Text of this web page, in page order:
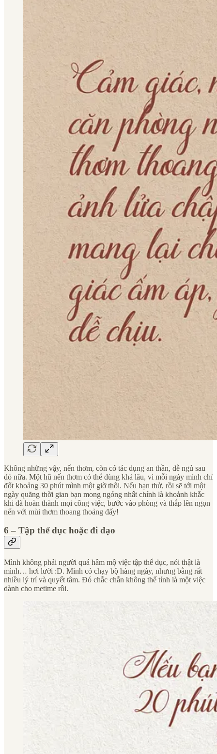
Không những vậy, nến thơm, còn có tác dụng an thần, dễ ngủ sau
đó nữa. Một hũ nến thơm có thể dùng khá lâu, vì mỗi ngày mình chỉ
đốt khoảng 30 phút mình một giờ thôi. Nếu bạn thử, rồi sẽ tới một
ngày quãng thời gian bạn mong ngóng nhất chính là khoảnh khắc
khi đã hoàn thành mọi công việc, bước vào phòng và thắp lên ngọn
nến với mùi thơm thoang thoảng đấy!
6 – Tập thể dục hoặc đi dạo
Mình không phải người quá hâm mộ việc tập thể dục, nói thật là
mình… hơi lười :D. Mình có chạy bộ hàng ngày, nhưng bằng rất
nhiều lý trí và quyết tâm. Đó chắc chắn không thể tính là một việc
dành cho metime rồi.